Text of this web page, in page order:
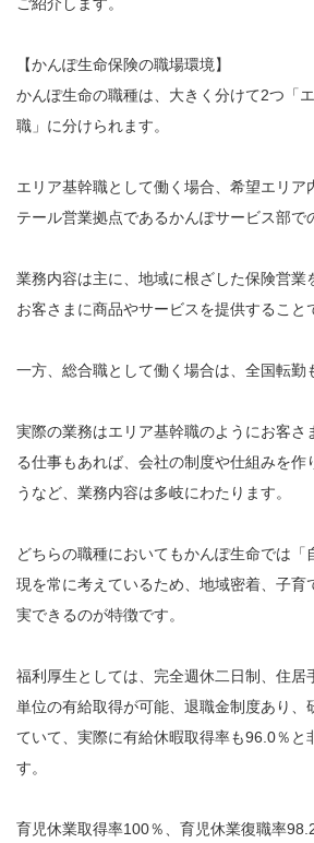
【かんぽ生命保険の職場環境】
かんぽ生命の職種は、大きく分けて2つ「
職」に分けられます。
エリア基幹職として働く場合、希望エリア
テール営業拠点であるかんぽサービス部で
業務内容は主に、地域に根ざした保険営業
お客さまに商品やサービスを提供すること
一方、総合職として働く場合は、全国転勤
実際の業務はエリア基幹職のようにお客さ
る仕事もあれば、会社の制度や仕組みを作
うなど、業務内容は多岐にわたります。
どちらの職種においてもかんぽ生命では「
現を常に考えているため、地域密着、子育
実できるのが特徴です。
福利厚生としては、完全週休二日制、住居
単位の有給取得が可能、退職金制度あり、
ていて、実際に有給休暇取得率も96.0％と
す。
育児休業取得率100％、育児休業復職率